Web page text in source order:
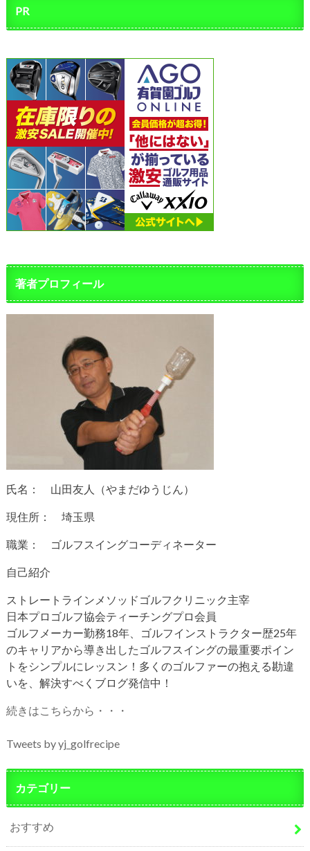
PR
著者プロフィール
氏名： 山田友人（やまだゆうじん）
現住所： 埼玉県
職業： ゴルフスイングコーディネーター
自己紹介
ストレートラインメソッドゴルフクリニック主宰
日本プロゴルフ協会ティーチングプロ会員
ゴルフメーカー勤務18年、ゴルフインストラクター歴25年
のキャリアから導き出したゴルフスイングの最重要ポイン
トをシンプルにレッスン！多くのゴルファーの抱える勘違
いを、解決すべくブログ発信中！
続きはこちらから・・・
Tweets by yj_golfrecipe
カテゴリー
おすすめ